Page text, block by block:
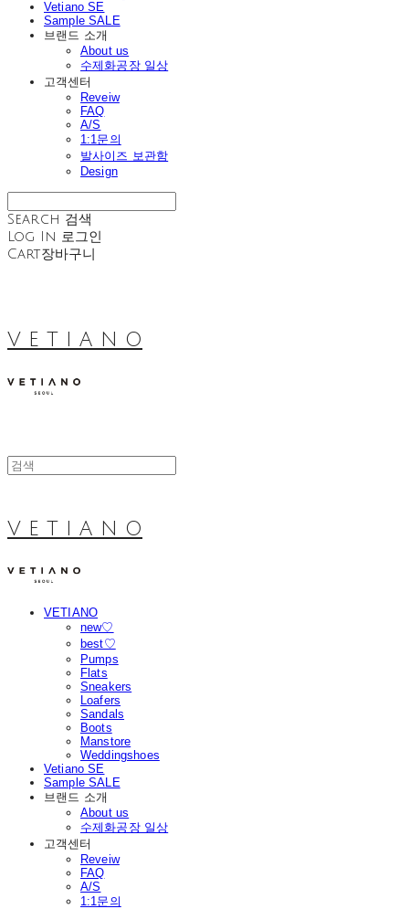
Vetiano SE
Sample SALE
브랜드 소개
About us
수제화공장 일상
고객센터
Reveiw
FAQ
A/S
1:1문의
발사이즈 보관함
Design
Search 검색
Log In 로그인
Cart장바구니
V E T I A N O
V E T I A N O
VETIANO
new♡
best♡
Pumps
Flats
Sneakers
Loafers
Sandals
Boots
Manstore
Weddingshoes
Vetiano SE
Sample SALE
브랜드 소개
About us
수제화공장 일상
고객센터
Reveiw
FAQ
A/S
1:1문의